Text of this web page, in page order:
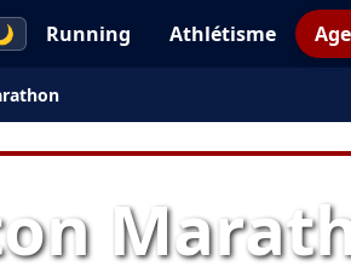
Running Athlétisme